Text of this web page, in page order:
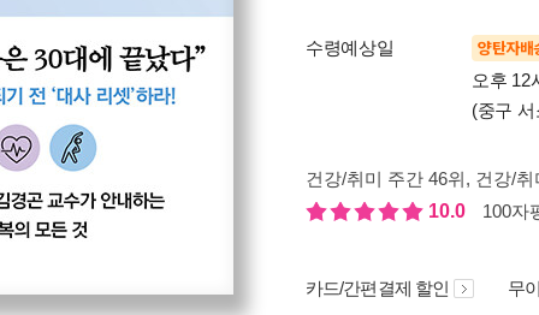
수령예상일 양탄자배
오후 12
(중구
건강/취미 주간 46위, 건강/
10.0
100자
카드/간편결제 할인 무